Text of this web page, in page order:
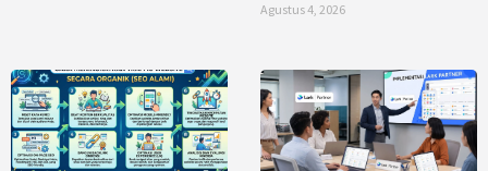
Agustus 4, 2026